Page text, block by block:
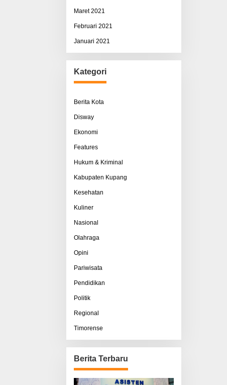
Maret 2021
Februari 2021
Januari 2021
Kategori
Berita Kota
Disway
Ekonomi
Features
Hukum & Kriminal
Kabupaten Kupang
Kesehatan
Kuliner
Nasional
Olahraga
Opini
Pariwisata
Pendidikan
Politik
Regional
Timorense
Berita Terbaru